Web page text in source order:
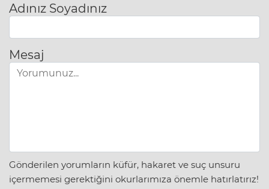
Adınız Soyadınız
Mesaj
Gönderilen yorumların küfür, hakaret ve suç unsuru
içermemesi gerektiğini okurlarımıza önemle hatırlatırız!